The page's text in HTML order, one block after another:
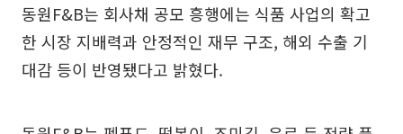
동원F&B는 회사채 공모 흥행에는 식품 사업의 확고
한 시장 지배력과 안정적인 재무 구조, 해외 수출 기
대감 등이 반영됐다고 밝혔다.